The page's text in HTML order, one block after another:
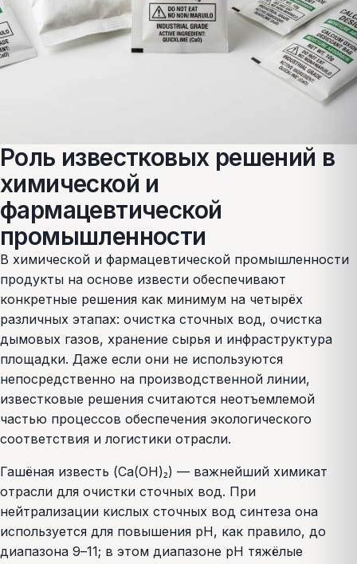
Роль известковых решений в
химической и
фармацевтической
промышленности
В химической и фармацевтической промышленности
продукты на основе извести обеспечивают
конкретные решения как минимум на четырёх
различных этапах: очистка сточных вод, очистка
дымовых газов, хранение сырья и инфраструктура
площадки. Даже если они не используются
непосредственно на производственной линии,
известковые решения считаются неотъемлемой
частью процессов обеспечения экологического
соответствия и логистики отрасли.
Гашёная известь (Ca(OH)₂) — важнейший химикат
отрасли для очистки сточных вод. При
нейтрализации кислых сточных вод синтеза она
используется для повышения pH, как правило, до
диапазона 9–11; в этом диапазоне pH тяжёлые